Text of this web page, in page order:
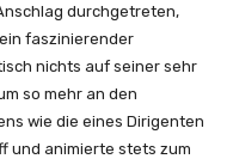
durchgetreten,
faszinierender
nichts auf seiner sehr
so mehr an den
wie die eines Dirigenten
und animierte stets zum